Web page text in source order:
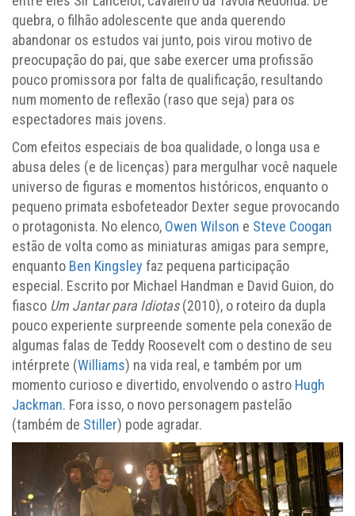
quebra, o filhão adolescente que anda querendo
abandonar os estudos vai junto, pois virou motivo de
preocupação do pai, que sabe exercer uma profissão
pouco promissora por falta de qualificação, resultando
num momento de reflexão (raso que seja) para os
espectadores mais jovens.
Com efeitos especiais de boa qualidade, o longa usa e
abusa deles (e de licenças) para mergulhar você naquele
universo de figuras e momentos históricos, enquanto o
pequeno primata esbofeteador Dexter segue provocando
o protagonista. No elenco, Owen Wilson e Steve Coogan
estão de volta como as miniaturas amigas para sempre,
enquanto Ben Kingsley faz pequena participação
especial. Escrito por Michael Handman e David Guion, do
fiasco Um Jantar para Idiotas(2010), o roteiro da dupla
pouco experiente surpreende somente pela conexão de
algumas falas de Teddy Roosevelt com o destino de seu
intérprete (Williams) na vida real, e também por um
momento curioso e divertido, envolvendo o astro Hugh
Jackman. Fora isso, o novo personagem pastelão
(também de Stiller) pode agradar.